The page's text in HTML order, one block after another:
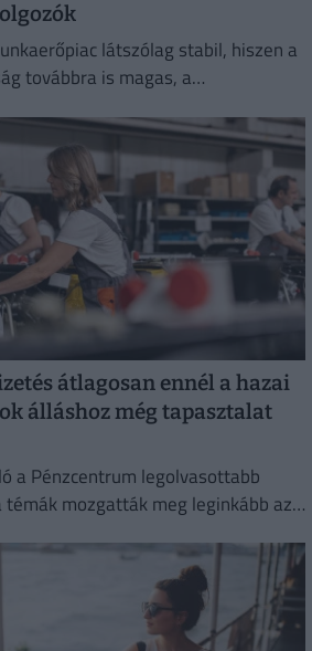
látszólag stabil, hiszen a
továbbra is magas, a
átlagosan ennél a hazai
álláshoz még tapasztalat
a Pénzcentrum legolvasottabb
témák mozgatták meg leginkább az